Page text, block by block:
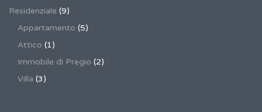
Residenziale (9)
Appartamento (5)
Attico (1)
Immobile di Pregio (2)
Villa (3)